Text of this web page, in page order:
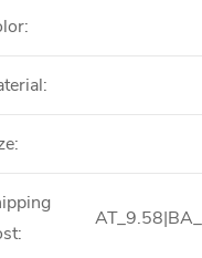
:
:
:
: